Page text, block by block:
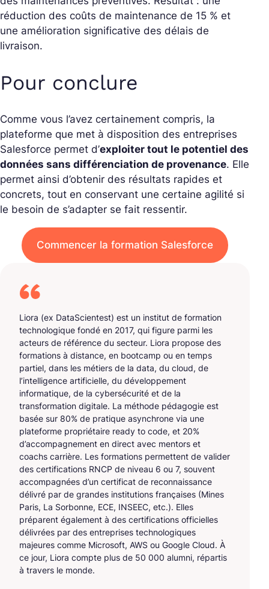
réduction des coûts de maintenance de 15 % et
une amélioration significative des délais de
livraison.
Pour conclure
Comme vous l’avez certainement compris, la
plateforme que met à disposition des entreprises
Salesforce permet d’exploiter tout le potentiel des
données sans différenciation de provenance. Elle
permet ainsi d’obtenir des résultats rapides et
concrets, tout en conservant une certaine agilité si
le besoin de s’adapter se fait ressentir.
Commencer la formation Salesforce
Liora (ex DataScientest) est un institut de formation
technologique fondé en 2017, qui figure parmi les
acteurs de référence du secteur. Liora propose des
formations à distance, en bootcamp ou en temps
partiel, dans les métiers de la data, du cloud, de
l’intelligence artificielle, du développement
informatique, de la cybersécurité et de la
transformation digitale. La méthode pédagogie est
basée sur 80% de pratique asynchrone via une
plateforme propriétaire ready to code, et 20%
d’accompagnement en direct avec mentors et
coachs carrière. Les formations permettent de valider
des certifications RNCP de niveau 6 ou 7, souvent
accompagnées d’un certificat de reconnaissance
délivré par de grandes institutions françaises (Mines
Paris, La Sorbonne, ECE, INSEEC, etc.). Elles
préparent également à des certifications officielles
délivrées par des entreprises technologiques
majeures comme Microsoft, AWS ou Google Cloud. À
ce jour, Liora compte plus de 50 000 alumni, répartis
à travers le monde.